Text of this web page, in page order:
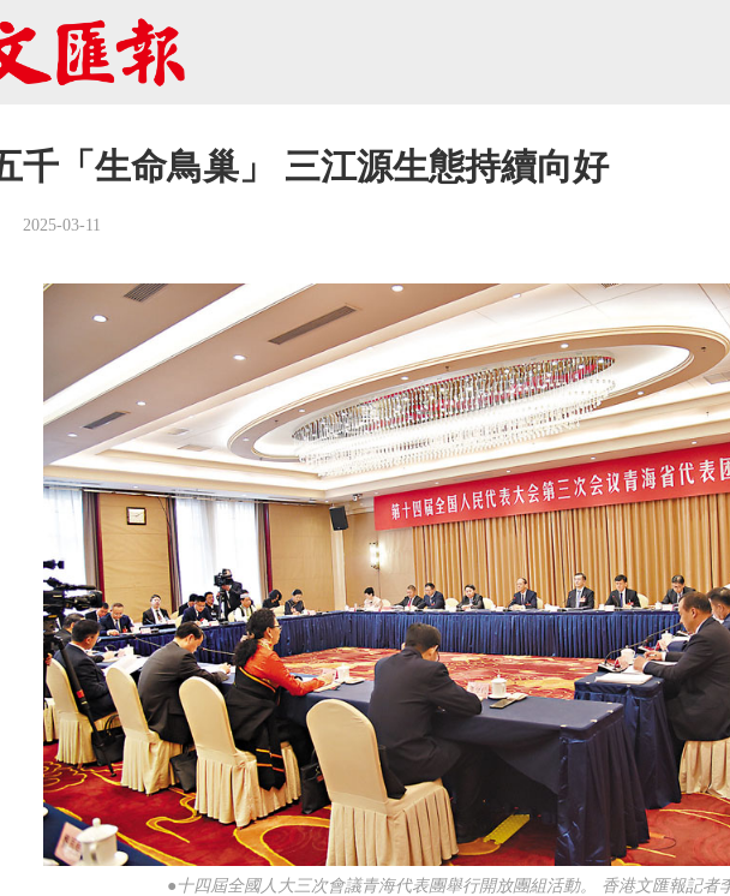
千「生命鳥巢」 三江源生態持續向好
2025-03-11
●十四屆全國人大三次會議青海代表團舉行開放團組活動。 香港文匯報記者